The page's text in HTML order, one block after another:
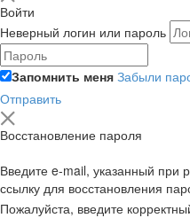
Войти
Неверный логин или пароль
Запомнить меня Забыли
Отправить
Восстановление пароля
Введите e-mail, указанный при
ссылку для восстановления
Пожалуйста, введите